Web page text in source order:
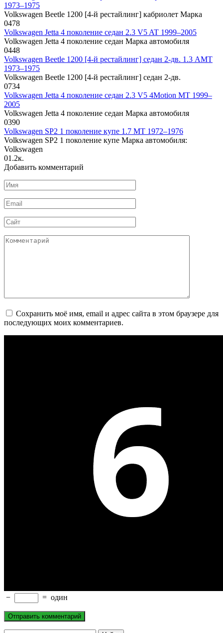
1973–1975
Volkswagen Beetle 1200 [4-й рестайлинг] кабриолет Марка
0478
Volkswagen Jetta 4 поколение седан 2.3 V5 AT 1999–2005
Volkswagen Jetta 4 поколение седан Марка автомобиля
0448
Volkswagen Beetle 1200 [4-й рестайлинг] седан 2-дв. 1.3 AMT
1973–1975
Volkswagen Beetle 1200 [4-й рестайлинг] седан 2-дв.
0734
Volkswagen Jetta 4 поколение седан 2.3 V5 4Motion MT 1999–
2005
Volkswagen Jetta 4 поколение седан Марка автомобиля
0390
Volkswagen SP2 1 поколение купе 1.7 MT 1972–1976
Volkswagen SP2 1 поколение купе Марка автомобиля:
Volkswagen
01.2к.
Добавить комментарий
Имя
*
Email
*
Сайт
Комментарий
Сохранить моё имя, email и адрес сайта в этом браузере для
последующих моих комментариев.
− = один